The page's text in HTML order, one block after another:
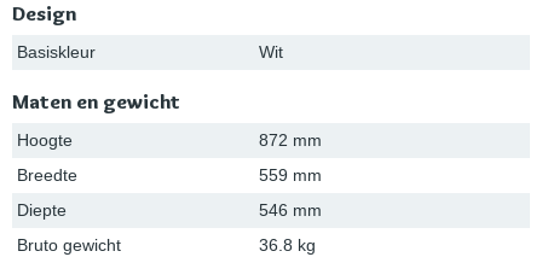
Design
Basiskleur Wit
Maten en gewicht
Hoogte
872 mm
Breedte
559 mm
Diepte
546 mm
Bruto gewicht
36.8 kg